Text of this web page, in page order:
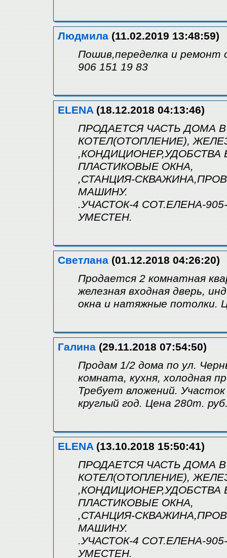
Людмила (11.02.2019 13:48:59)
Пошив,переделка и
906 151 19 83
ELENA(18.12.2018 04:13:46)
ПРОДАЕТСЯ ЧАСТЬ ДОМА
КОТЕЛ(ОТОПЛЕНИЕ),
,КОНДИЦИОНЕР,УДОБСТВА
ПЛАСТИКОВЫЕ ОКНА,
,СТАНЦИЯ-
МАШИНУ.
.УЧАСТОК-4 СОТ.ЕЛЕНА-
УМЕСТЕН.
Светлана (01.12.2018 04:26:20)
Продается 2 комнатная
железная входная дверь,
окна и натяжные потолки.
Галина (29.11.2018 07:54:50)
Продам 1/2 дома по ул.
комната, кухня, холодная
Требует вложений.
круглый год. Цена 280т.
ELENA(13.10.2018 15:50:41)
ПРОДАЕТСЯ ЧАСТЬ ДОМА
КОТЕЛ(ОТОПЛЕНИЕ),
,КОНДИЦИОНЕР,УДОБСТВА
ПЛАСТИКОВЫЕ ОКНА,
,СТАНЦИЯ-
МАШИНУ.
.УЧАСТОК-4 СОТ.ЕЛЕНА-
УМЕСТЕН.